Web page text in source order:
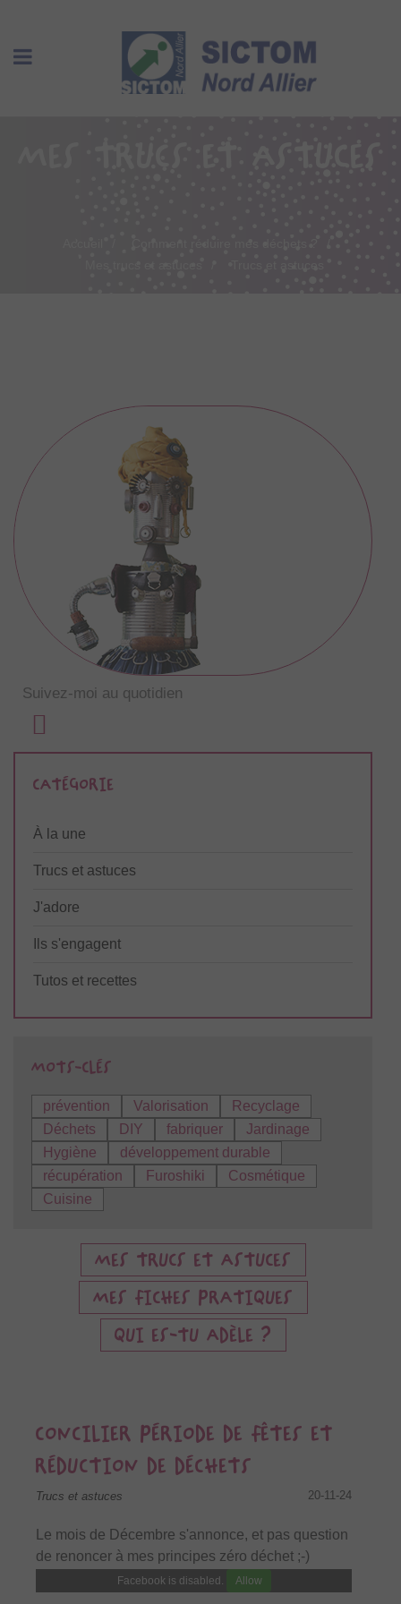
Suivez-moi au quotidien
À la une
Trucs et astuces
J'adore
Ils s'engagent
Tutos et recettes
prévention Valorisation
Recyclage
Déchets
DIY fabriquer
Jardinage
Hygiène
développement durable
récupération
Furoshiki
Cosmétique
Cuisine
MES TRUCS ET ASTUCES
MES FICHES PRATIQUES
QUI ES-TU ADÈLE ?
CONCILIER PÉRIODE DE FÊTES ET
RÉDUCTION DE DÉCHETS
Trucs et astuces 20-11-24
Le mois de Décembre s'annonce, et pas question
de renoncer à mes principes zéro déchet ;-)
Facebook is disabled. Allow